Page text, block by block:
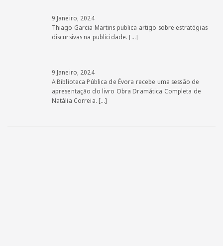
9 Janeiro, 2024
Thiago Garcia Martins publica artigo sobre estratégias
discursivas na publicidade. […]
9 Janeiro, 2024
A Biblioteca Pública de Évora recebe uma sessão de
apresentação do livro Obra Dramática Completa de
Natália Correia. […]